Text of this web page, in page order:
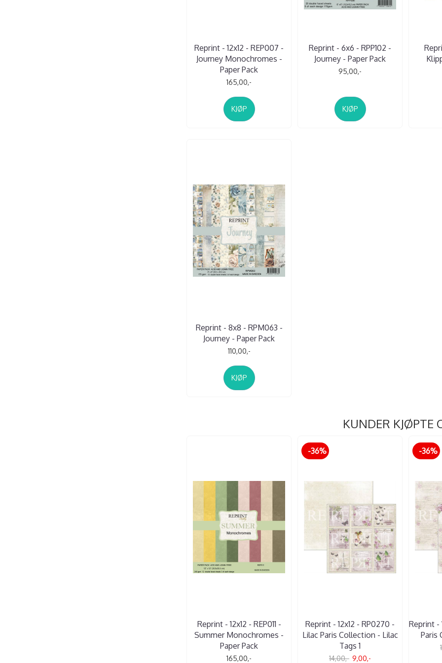
Reprint - 12x12 - REP007 -
Journey Monochromes -
Paper Pack
165,00,-
KJØP
Reprint - 6x6 - RPP102 -
Journey - Paper Pack
95,00,-
KJØP
Reprint - 8x8 - RPM063 -
Journey - Paper Pack
110,00,-
KJØP
KUNDER KJØPTE
Reprint - 12x12 - REP011 -
Summer Monochromes -
Paper Pack
165,00,-
-36%
Reprint - 12x12 - RP0270 -
Lilac Paris Collection - Lilac
Tags 1
14,00,- 9,00,-
-36%
Reprint -
Paris